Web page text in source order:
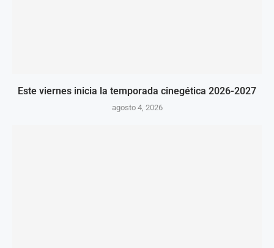
Este viernes inicia la temporada cinegética 2026-2027
agosto 4, 2026